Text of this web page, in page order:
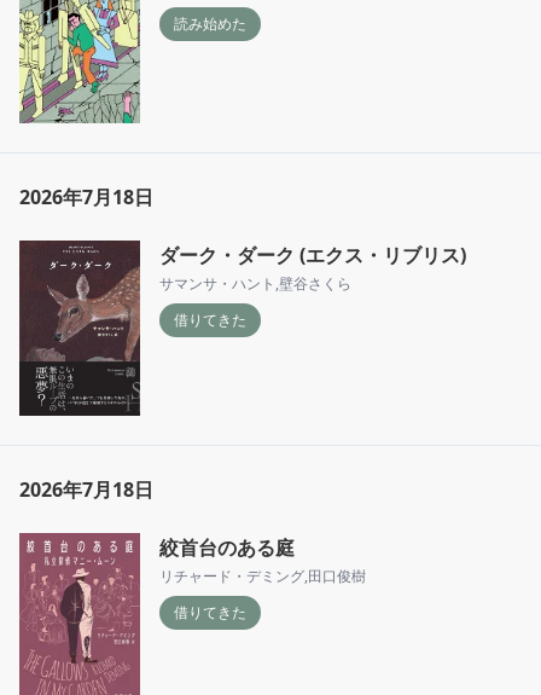
読み始めた
2026年7月18日
ダーク・ダーク (エクス・リブリス)
サマンサ・ハント,壁谷さくら
借りてきた
2026年7月18日
絞首台のある庭
リチャード・デミング,田口俊樹
借りてきた